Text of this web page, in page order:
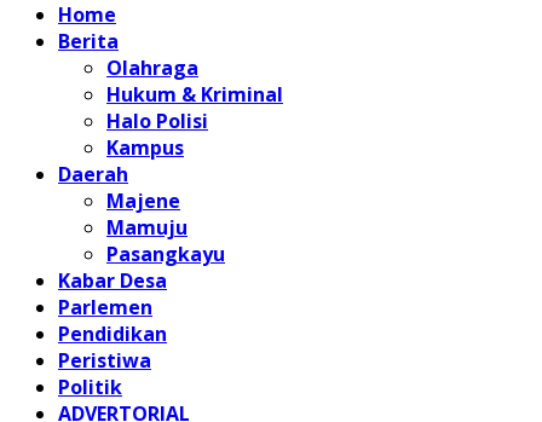
Home
Berita
Olahraga
Hukum & Kriminal
Halo Polisi
Kampus
Daerah
Majene
Mamuju
Pasangkayu
Kabar Desa
Parlemen
Pendidikan
Peristiwa
Politik
ADVERTORIAL